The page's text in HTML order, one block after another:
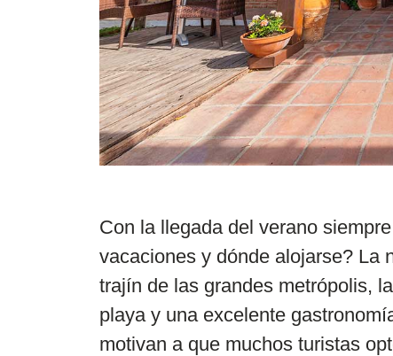
Con la llegada del verano
vacaciones y dónde alojarse? La
trajín de las grandes metrópolis,
playa y una excelente
motivan a que muchos turistas